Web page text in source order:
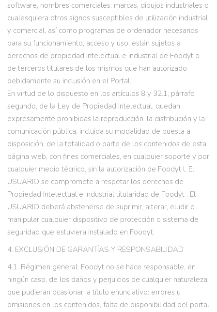
software, nombres comerciales, marcas, dibujos industriales o
cualesquiera otros signos susceptibles de utilización industrial
y comercial, así como programas de ordenador necesarios
para su funcionamiento, acceso y uso, están sujetos a
derechos de propiedad intelectual e industrial de Foodyt o
de terceros titulares de los mismos que han autorizado
debidamente su inclusión en el Portal.
En virtud de lo dispuesto en los artículos 8 y 32.1, párrafo
segundo, de la Ley de Propiedad Intelectual, quedan
expresamente prohibidas la reproducción, la distribución y la
comunicación pública, incluida su modalidad de puesta a
disposición, de la totalidad o parte de los contenidos de esta
página web, con fines comerciales, en cualquier soporte y por
cualquier medio técnico, sin la autorización de Foodyt l. El
USUARIO se compromete a respetar los derechos de
Propiedad Intelectual e Industrial titularidad de Foodyt . El
USUARIO deberá abstenerse de suprimir, alterar, eludir o
manipular cualquier dispositivo de protección o sistema de
seguridad que estuviera instalado en Foodyt.
4. EXCLUSIÓN DE GARANTÍAS Y RESPONSABILIDAD
4.1. Régimen general. Foodyt no se hace responsable, en
ningún caso, de los daños y perjuicios de cualquier naturaleza
que pudieran ocasionar, a título enunciativo: errores u
omisiones en los contenidos, falta de disponibilidad del portal